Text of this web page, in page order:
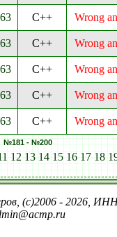
C++ Wrong
C++ Wrong
C++ Wrong
C++ Wrong
C++
Wrong
№181 - №200
12 13 14 15 16 17 18
(c)2006 - 2026,